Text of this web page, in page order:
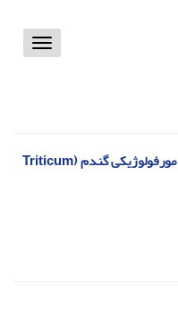
Toggle
اثر پرایمینگ بذری بر صفات آنزیماتیکی و مورفولوژیکی گندم (Triticum